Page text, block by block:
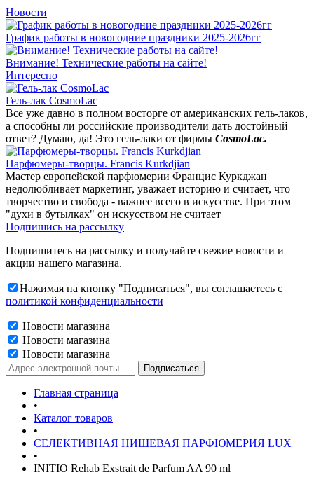
Новости
График работы в новогодние праздники 2025-2026гг
Внимание! Технические работы на сайте!
Интересно
Гель-лак CosmoLac
Все уже давно в полном восторге от американских гель-лаков,
а способны ли российские производители дать достойный
ответ? Думаю, да! Это гель-лаки от фирмы CosmoLac.
Парфюмеры-творцы. Francis Kurkdjian
Мастер европейской парфюмерии Францис Куркджан
недолюбливает маркетинг, уважает историю и считает, что
творчество и свобода - важнее всего в искусстве. При этом
"духи в бутылках" он искусством не считает
Подпишись на рассылку
Подпишитесь на рассылку и получайте свежие новости и
акции нашего магазина.
Нажимая на кнопку "Подписаться", вы соглашаетесь с
политикой конфиденциальности
Новости магазина
Новости магазина
Новости магазина
Главная страница
•
Каталог товаров
•
СЕЛЕКТИВНАЯ НИШЕВАЯ ПАРФЮМЕРИЯ LUX
•
INITIO Rehab Exstrait de Parfum AA 90 ml